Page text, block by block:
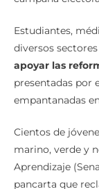
Estudiantes,
diversos
apoyar las
presentadas por
empantanadas
Cientos de
marino, verde y
Aprendizaje
pancarta que